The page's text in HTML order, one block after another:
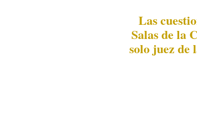
Las
Salas de la
solo juez de